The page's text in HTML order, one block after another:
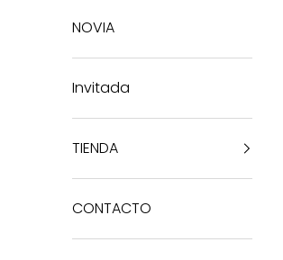
NOVIA
Invitada
TIENDA
CONTACTO